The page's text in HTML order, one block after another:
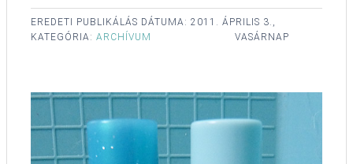
EREDETI PUBLIKÁLÁS DÁTUMA: 2011. ÁPRILIS 3.,
VASÁRNAP
KATEGÓRIA: ARCHÍVUM